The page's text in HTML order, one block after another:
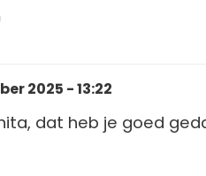
2025 - 13:22
dat heb je goed